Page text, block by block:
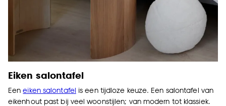
Eiken salontafel
Eeneiken salontafel is een tijdloze keuze. Een salontafel van
eikenhout past bij veel woonstijlen; van modern tot klassiek.